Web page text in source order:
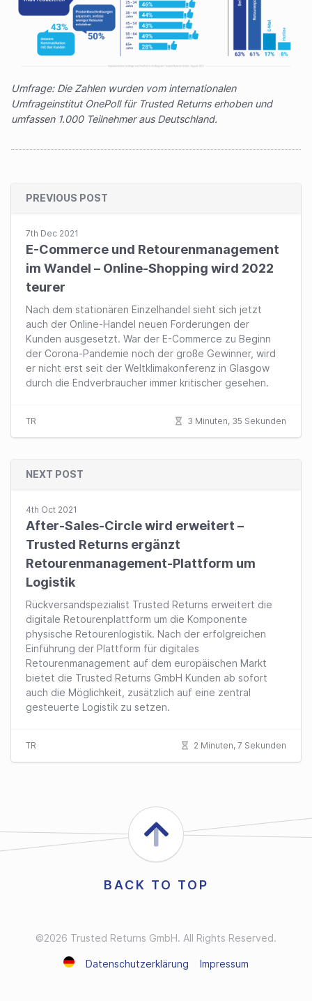
Umfrage: Die Zahlen wurden vom internationalen
Umfrageinstitut OnePoll für Trusted Returns erhoben und
umfassen 1.000 Teilnehmer aus Deutschland.
PREVIOUS POST
7th Dec 2021
E-Commerce und Retourenmanagement
im Wandel – Online-Shopping wird 2022
teurer
Nach dem stationären Einzelhandel sieht sich jetzt
auch der Online-Handel neuen Forderungen der
Kunden ausgesetzt. War der E-Commerce zu Beginn
der Corona-Pandemie noch der große Gewinner, wird
er nicht erst seit der Weltklimakonferenz in Glasgow
durch die Endverbraucher immer kritischer gesehen.
TR 3 Minuten, 35 Sekunden
NEXT POST
4th Oct 2021
After-Sales-Circle wird erweitert –
Trusted Returns ergänzt
Retourenmanagement-Plattform um
Logistik
Rückversandspezialist Trusted Returns erweitert die
digitale Retourenplattform um die Komponente
physische Retourenlogistik. Nach der erfolgreichen
Einführung der Plattform für digitales
Retourenmanagement auf dem europäischen Markt
bietet die Trusted Returns GmbH Kunden ab sofort
auch die Möglichkeit, zusätzlich auf eine zentral
gesteuerte Logistik zu setzen.
TR 2 Minuten, 7 Sekunden
BACK TO TOP
©2026 Trusted Returns GmbH. All Rights Reserved.
Datenschutzerklärung Impressum